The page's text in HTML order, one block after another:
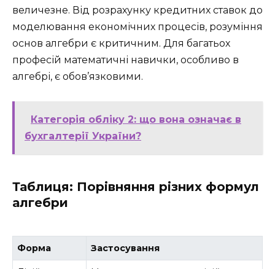
величезне. Від розрахунку кредитних ставок до
моделювання економічних процесів, розуміння
основ алгебри є критичним. Для багатьох
професій математичні навички, особливо в
алгебрі, є обов’язковими.
Категорія обліку 2: що вона означає в
бухгалтерії України?
Таблиця: Порівняння різних формул
алгебри
Форма Застосування